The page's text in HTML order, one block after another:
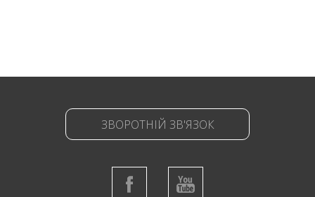
ЗВОРОТНІЙ ЗВ'ЯЗОК